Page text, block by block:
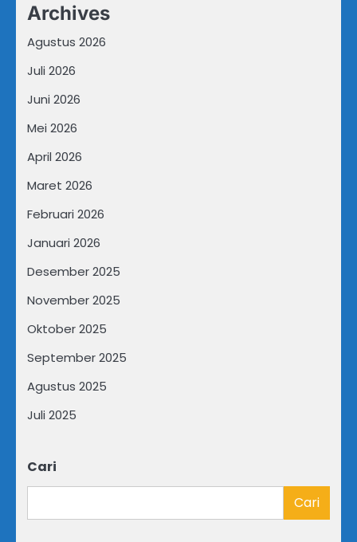
Archives
Agustus 2026
Juli 2026
Juni 2026
Mei 2026
April 2026
Maret 2026
Februari 2026
Januari 2026
Desember 2025
November 2025
Oktober 2025
September 2025
Agustus 2025
Juli 2025
Cari
Cari